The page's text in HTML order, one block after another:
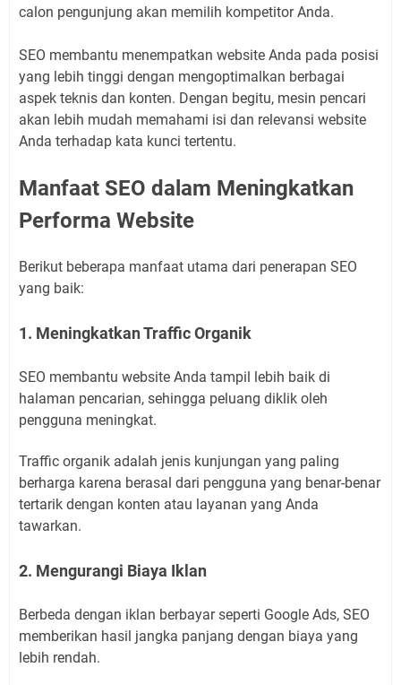
calon pengunjung akan memilih kompetitor Anda.
SEO membantu menempatkan website Anda pada posisi
yang lebih tinggi dengan mengoptimalkan berbagai
aspek teknis dan konten. Dengan begitu, mesin pencari
akan lebih mudah memahami isi dan relevansi website
Anda terhadap kata kunci tertentu.
Manfaat SEO dalam Meningkatkan
Performa Website
Berikut beberapa manfaat utama dari penerapan SEO
yang baik:
1. Meningkatkan Traffic Organik
SEO membantu website Anda tampil lebih baik di
halaman pencarian, sehingga peluang diklik oleh
pengguna meningkat.
Traffic organik adalah jenis kunjungan yang paling
berharga karena berasal dari pengguna yang benar-benar
tertarik dengan konten atau layanan yang Anda
tawarkan.
2. Mengurangi Biaya Iklan
Berbeda dengan iklan berbayar seperti Google Ads, SEO
memberikan hasil jangka panjang dengan biaya yang
lebih rendah.